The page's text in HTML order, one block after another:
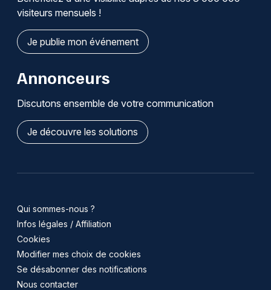
visiteurs mensuels !
Je publie mon événement
Annonceurs
Discutons ensemble de votre communication
Je découvre les solutions
Qui sommes-nous ?
Infos légales / Affiliation
Cookies
Modifier mes choix de cookies
Se désabonner des notifications
Nous contacter